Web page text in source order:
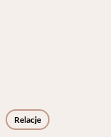
Relacje